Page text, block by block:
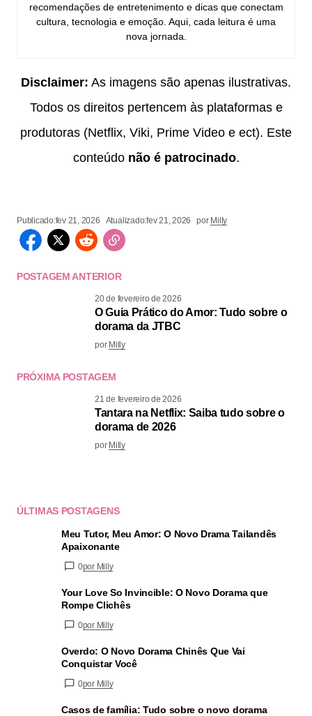
recomendações de entretenimento e dicas que conectam
cultura, tecnologia e emoção. Aqui, cada leitura é uma
nova jornada.
Disclaimer: As imagens são apenas ilustrativas.
Todos os direitos pertencem às plataformas e
produtoras (Netflix, Viki, Prime Video e ect). Este
conteúdo não é patrocinado.
Publicado:fev 21, 2026 Atualizado:fev 21, 2026 por Milly
POSTAGEM ANTERIOR
20 de fevereiro de 2026
O Guia Prático do Amor: Tudo sobre o
dorama da JTBC
por Milly
PRÓXIMA POSTAGEM
21 de fevereiro de 2026
Tantara na Netflix: Saiba tudo sobre o
dorama de 2026
por Milly
ÚLTIMAS POSTAGENS
Meu Tutor, Meu Amor: O Novo Drama Tailandês
Apaixonante
0por Milly
Your Love So Invincible: O Novo Dorama que
Rompe Clichês
0por Milly
Overdo: O Novo Dorama Chinês Que Vai
Conquistar Você
0por Milly
Casos de família: Tudo sobre o novo dorama